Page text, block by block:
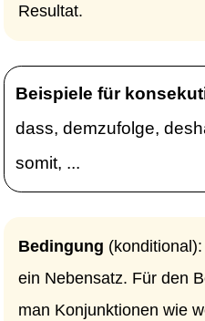
Resultat.
Beispiele für
dass, demzufolge,
somit, ...
Bedingung
ein Nebensatz. Für den
man Konjunktionen wie